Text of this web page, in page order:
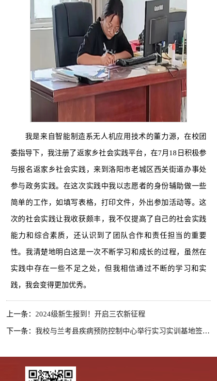
我是来自智能制造系无人机应用技术的董力源，在校团
委指导下，我注册了返家乡社会实践平台，在7月18日积极参
与报名返家乡社会实践，来到洛阳市老城区西关街道办事处
参与政务实践。在这次实践中我以志愿者的身份辅助做一些
简单的工作，如填写表格，打印文件，外出参加活动等。这
次的社会实践让我收获颇丰，我不仅提高了自己的社会实践
能力和综合素质，还认识到了团队合作和责任担当的重要
性。我清楚地明白这是一次不断学习和成长的过程，虽然在
实践中存在一些不足之处，但我相信通过不断的学习和实
践，我会变得更加优秀。
上一条： 2024级新生报到！开启三农新征程
下一条：我校与兰考县疾病预防控制中心举行实习实训基地签约暨授牌仪式